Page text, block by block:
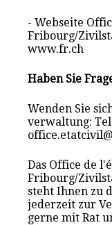
- Webseite
Fribourg/
www.fr.ch
Haben Sie
Wenden Sie
verwaltung:
Das Office de
Fribourg/
steht Ihnen zu
jederzeit zur
gerne mit Rat